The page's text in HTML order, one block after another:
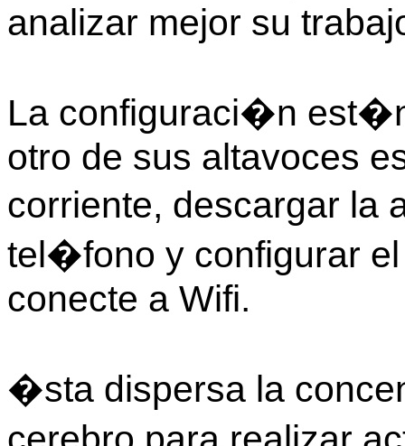
analizar mejor su
La configuraci�n
otro de sus altavoces
corriente, descargar la
tel�fono y configurar
conecte a Wifi.
�sta dispersa la